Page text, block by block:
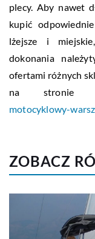
plecy. Aby nawet
kupić
lżejsze i
dokonania
ofertami różnych
na stronie
motocyklowy-
ZOBACZ